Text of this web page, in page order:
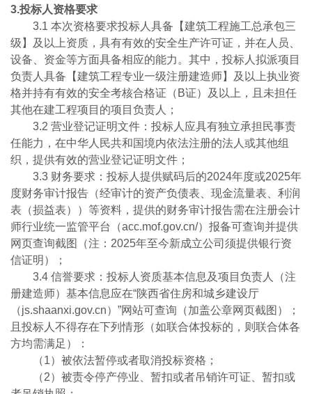
3.投标人资格要求
3.1 本次资格要求投标人具备【建筑工程施工总承包三
级】及以上资质，具有有效的安全生产许可证，并在人员、
设备、资金等方面具备相应的能力。其中，投标人拟派项目
负责人具备【建筑工程专业一级注册建造师】及以上执业资
格并持有有效的安全考核合格证（B证）及以上，且未担任
其他在建工程项目的项目负责人；
3.2 营业登记证明文件：投标人应具有独立承担民事责
任能力，在中华人民共和国境内依法注册的法人或其他组
织，提供有效的营业登记证明文件；
3.3 财务要求：投标人提供赋码后的2024年度或2025年
度财务审计报告（经审计的资产负债表、现金流量表、利润
表（损益表））等资料，提供的财务审计报告需在注册会计
师行业统一监管平台（acc.mof.gov.cn/）报备可查询并提供
网页查询截图（注：2025年至今新成立公司须提供银行资
信证明）；
3.4 信誉要求：投标人资质基本信息及项目负责人（注
册建造师）基本信息应在“陕西省住房和城乡建设厅
（js.shaanxi.gov.cn）”网站可查询（加盖公章网页截图）；
且投标人不得存在下列情形（如联合体投标的，则联合体各
方均需满足）：
（1）被依法暂停或者取消投标资格；
（2）被责令停产停业、暂扣或者吊销许可证、暂扣或